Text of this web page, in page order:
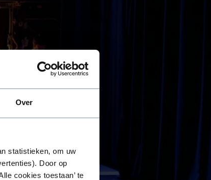
Over
statistieken, om uw
Door op
cookies toestaan’ te